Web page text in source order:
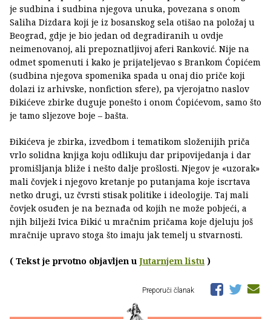
je sudbina i sudbina njegova unuka, povezana s onom
Saliha Dizdara koji je iz bosanskog sela otišao na položaj u
Beograd, gdje je bio jedan od degradiranih u ovdje
neimenovanoj, ali prepoznatljivoj aferi Ranković. Nije na
odmet spomenuti i kako je prijateljevao s Brankom Ćopićem
(sudbina njegova spomenika spada u onaj dio priče koji
dolazi iz arhivske, nonfiction sfere), pa vjerojatno naslov
Ðikićeve zbirke duguje ponešto i onom Ćopićevom, samo što
je tamo sljezove boje – bašta.
Ðikićeva je zbirka, izvedbom i tematikom složenijih priča
vrlo solidna knjiga koju odlikuju dar pripovijedanja i dar
promišljanja bliže i nešto dalje prošlosti. Njegov je «uzorak»
mali čovjek i njegovo kretanje po putanjama koje iscrtava
netko drugi, uz čvrsti stisak politike i ideologije. Taj mali
čovjek osuđen je na beznađa od kojih ne može pobjeći, a
njih bilježi Ivica Ðikić u mračnim pričama koje djeluju još
mračnije upravo stoga što imaju jak temelj u stvarnosti.
( Tekst je prvotno objavljen u Jutarnjem listu )
Preporuči članak